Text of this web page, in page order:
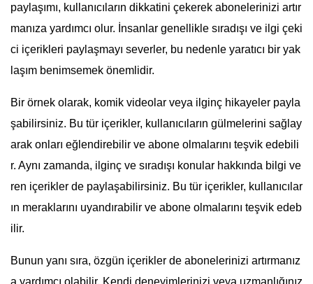
paylaşımı, kullanıcıların dikkatini çekerek abonelerinizi artır
manıza yardımcı olur. İnsanlar genellikle sıradışı ve ilgi çeki
ci içerikleri paylaşmayı severler, bu nedenle yaratıcı bir yak
laşım benimsemek önemlidir.
Bir örnek olarak, komik videolar veya ilginç hikayeler payla
şabilirsiniz. Bu tür içerikler, kullanıcıların gülmelerini sağlay
arak onları eğlendirebilir ve abone olmalarını teşvik edebili
r. Aynı zamanda, ilginç ve sıradışı konular hakkında bilgi ve
ren içerikler de paylaşabilirsiniz. Bu tür içerikler, kullanıcılar
ın meraklarını uyandırabilir ve abone olmalarını teşvik edeb
ilir.
Bunun yanı sıra, özgün içerikler de abonelerinizi artırmanız
a yardımcı olabilir. Kendi deneyimlerinizi veya uzmanlığınız